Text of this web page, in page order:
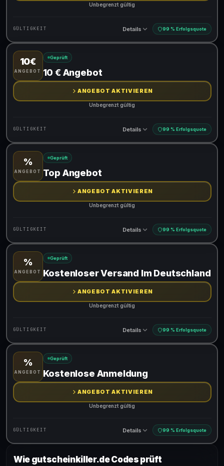
Unbegrenzt gültig
GÜLTIGKEIT Details 99 % Erfolgsquote
Gültig für teilnehmende Produkte
10€
ANGEBOT
Geprüft
10 € Angebot
ANGEBOT AKTIVIEREN
Unbegrenzt gültig
GÜLTIGKEIT Details 99 % Erfolgsquote
Gültig für teilnehmende Produkte
%
ANGEBOT
Geprüft
Top Angebot
ANGEBOT AKTIVIEREN
Unbegrenzt gültig
GÜLTIGKEIT Details 99 % Erfolgsquote
Gültig für teilnehmende Produkte
%
ANGEBOT
Geprüft
Kostenloser Versand Im Deutschland
ANGEBOT AKTIVIEREN
Unbegrenzt gültig
GÜLTIGKEIT Details 99 % Erfolgsquote
Gültig für teilnehmende Produkte
%
ANGEBOT
Geprüft
Kostenlose Anmeldung
ANGEBOT AKTIVIEREN
Unbegrenzt gültig
GÜLTIGKEIT Details 99 % Erfolgsquote
Wie gutscheinkiller.de Codes prüft